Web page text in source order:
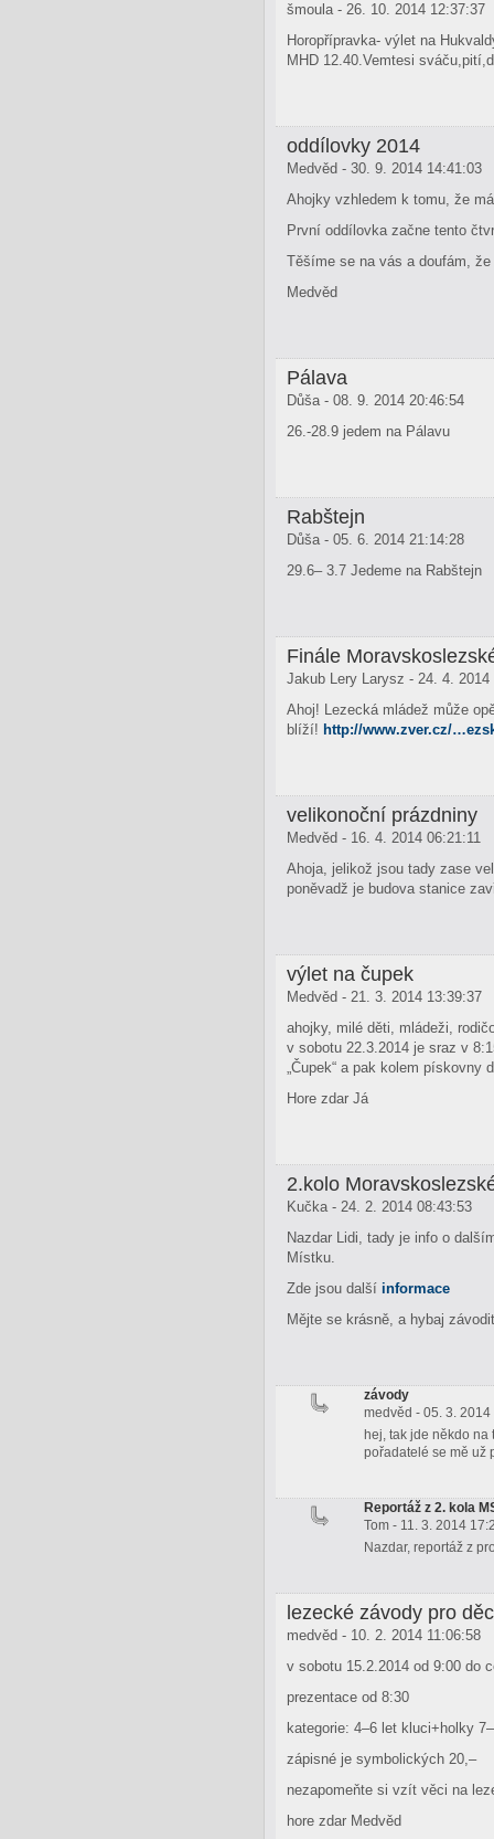
šmoula - 26. 10. 2014 12:37:37
Horopřípravka- výlet na
MHD 12.40.Vemtesi
oddílovky 2014
Medvěd - 30. 9. 2014 14:41:03
Ahojky vzhledem k tomu, že
První oddílovka začne tento
Těšíme se na vás a doufám,
Medvěd
Pálava
Důša - 08. 9. 2014 20:46:54
26.-28.9 jedem na Pálavu
Rabštejn
Důša - 05. 6. 2014 21:14:28
29.6– 3.7 Jedeme na Rabštejn
Finále
Jakub Lery Larysz - 24. 4. 2014
Ahoj! Lezecká mládež může
blíží! http://www.zver.cz/
velikonoční prázdniny
Medvěd - 16. 4. 2014 06:21:11
Ahoja, jelikož jsou tady zase
poněvadž je budova stanice
výlet na čupek
Medvěd - 21. 3. 2014 13:39:37
ahojky, milé děti, mládeži,
v sobotu 22.3.2014 je sraz v
„Čupek“ a pak kolem pískovny
Hore zdar Já
2.kolo
Kučka - 24. 2. 2014 08:43:53
Nazdar Lidi, tady je info o
Místku.
Zde jsou další informace
Mějte se krásně, a hybaj
závody
medvěd - 05. 3.
hej, tak jde někdo na
pořadatelé se mě už
Reportáž z 2. kola
Tom - 11. 3. 2014
Nazdar, reportáž z
lezecké závody pro
medvěd - 10. 2. 2014 11:06:58
v sobotu 15.2.2014 od 9:00 do
prezentace od 8:30
kategorie: 4–6 let kluci+holky
zápisné je symbolických 20,–
nezapomeňte si vzít věci na
hore zdar Medvěd